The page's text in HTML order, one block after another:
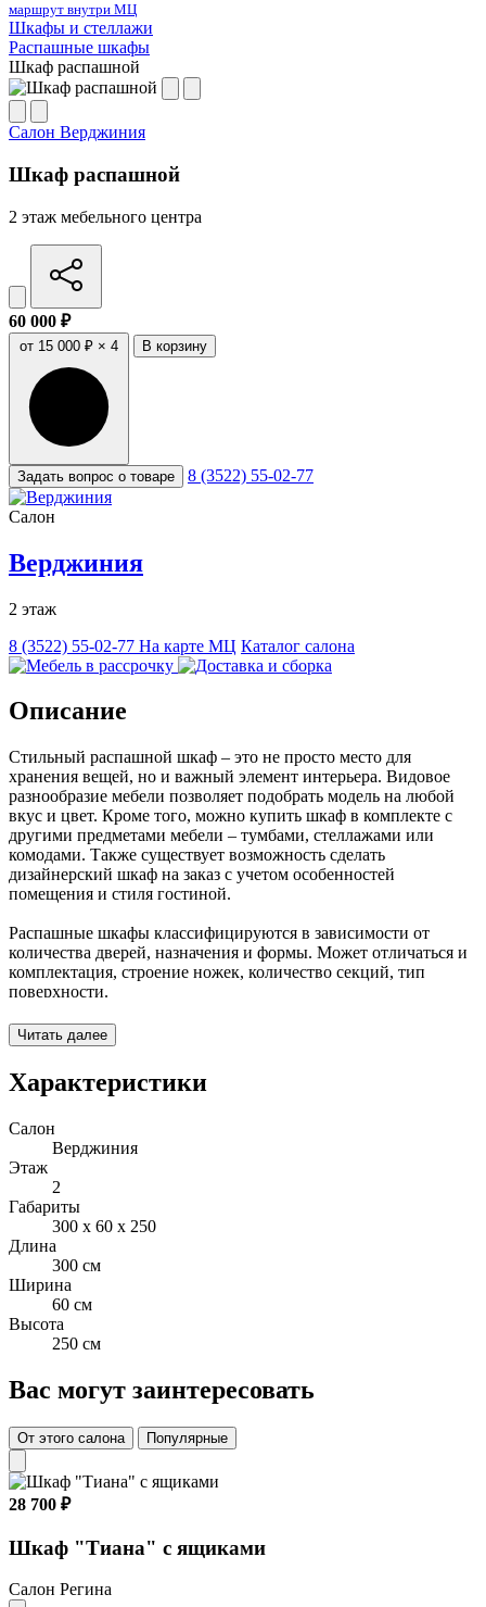
маршрут внутри МЦ
Шкафы и стеллажи
Распашные шкафы
Шкаф распашной
Салон Верджиния
Шкаф распашной
2 этаж мебельного центра
60 000 ₽
от 15 000 ₽ × 4 В корзину
Задать вопрос о товаре 8 (3522) 55-02-77
Салон
Верджиния
2 этаж
8 (3522) 55-02-77 На карте МЦ Каталог салона
Описание
Стильный распашной шкаф – это не просто место для
хранения вещей, но и важный элемент интерьера. Видовое
разнообразие мебели позволяет подобрать модель на любой
вкус и цвет. Кроме того, можно купить шкаф в комплекте с
другими предметами мебели – тумбами, стеллажами или
комодами. Также существует возможность сделать
дизайнерский шкаф на заказ с учетом особенностей
помещения и стиля гостиной.
Распашные шкафы классифицируются в зависимости от
количества дверей, назначения и формы. Может отличаться и
комплектация, строение ножек, количество секций, тип
поверхности.
Длина – 3000 мм
Высота - 2500 мм
Материал корпуса – ЛДСП, толщина 16 мм
Цвет корпуса: Дуб Довас натуральный
Фасады: МДФ пленка
Цвет МДФ пленки: Белый матовый
Читать далее
Характеристики
Салон
Верджиния
Этаж
2
Габариты
300 x 60 x 250
Длина
300 см
Ширина
60 см
Высота
250 см
Вас могут заинтересовать
От этого салона Популярные
28 700 ₽
Шкаф "Тиана" с ящиками
Салон Регина